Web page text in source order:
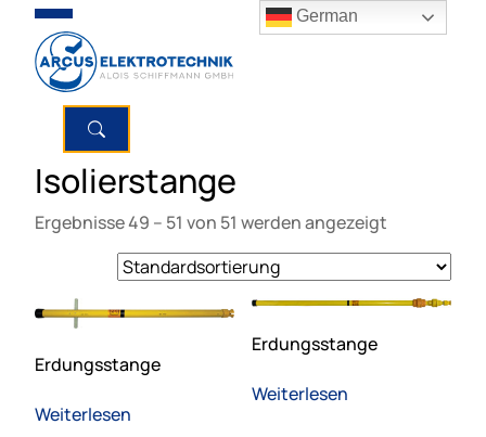
Isolierstange
Ergebnisse 49 – 51 von 51 werden angezeigt
Erdungsstange
Weiterlesen
Erdungsstange
Weiterlesen
German